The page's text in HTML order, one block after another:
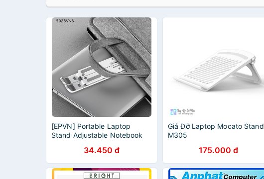
[EPVN] Portable Laptop
Stand Adjustable Notebook
Holder Base {EP}
34.450 đ
Giá Đỡ Laptop Mocato Stand
M305
175.000 đ